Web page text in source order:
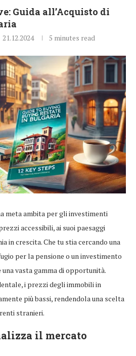
Guida all’Acquisto di
21.12.2024 5 minutes read
meta ambita per gli investimenti
accessibili, ai suoi paesaggi
in crescita. Che tu stia cercando una
per la pensione o un investimento
vasta gamma di opportunità.
i prezzi degli immobili in
più bassi, rendendola una scelta
stranieri.
il mercato